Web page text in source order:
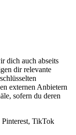
dich auch abseits
dir relevante
externen Anbietern
sofern du deren
TikTok